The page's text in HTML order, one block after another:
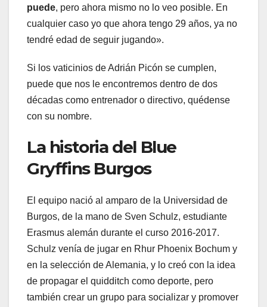
puede, pero ahora mismo no lo veo posible. En
cualquier caso yo que ahora tengo 29 años, ya no
tendré edad de seguir jugando».
Si los vaticinios de Adrián Picón se cumplen,
puede que nos le encontremos dentro de dos
décadas como entrenador o directivo, quédense
con su nombre.
La historia del Blue
Gryffins Burgos
El equipo nació al amparo de la Universidad de
Burgos, de la mano de Sven Schulz, estudiante
Erasmus alemán durante el curso 2016-2017.
Schulz venía de jugar en Rhur Phoenix Bochum y
en la selección de Alemania, y lo creó con la idea
de propagar el quidditch como deporte, pero
también crear un grupo para socializar y promover